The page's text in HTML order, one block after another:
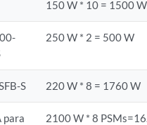
150 W * 10 = 1500 W
250 W * 2 = 500 W
S 220 W * 8 = 1760 W
para
2100 W * 8